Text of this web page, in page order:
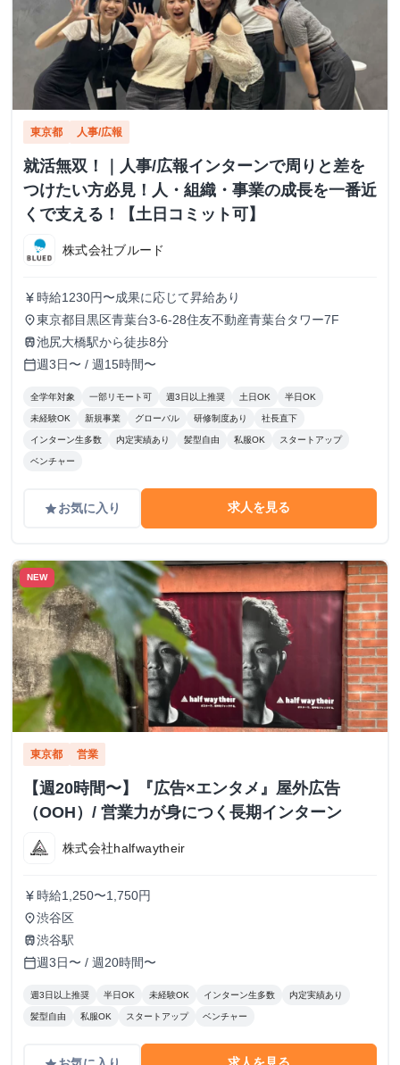
東京都 人事/広報
就活無双！｜人事/広報インターンで周りと差を
つけたい方必見！人・組織・事業の成長を一番近
くで支える！【土日コミット可】
株式会社ブルード
currency_yen 時給1230円〜成果に応じて昇給あり
place東京都目黒区青葉台3-6-28住友不動産青葉台タワー7F
train池尻大橋駅から徒歩8分
calendar_today週3日〜 / 週15時間〜
全学年対象 一部リモート可 週3日以上推奨 土日OK 半日OK
未経験OK 新規事業 グローバル 研修制度あり 社長直下
インターン生多数 内定実績あり 髪型自由 私服OK スタートアップ
ベンチャー
gradeお気に入り 求人を見る
NEW
東京都 営業
【週20時間〜】『広告×エンタメ』屋外広告
（OOH）/ 営業力が身につく長期インターン
株式会社halfwaytheir
currency_yen 時給1,250〜1,750円
place渋谷区
train渋谷駅
calendar_today週3日〜 / 週20時間〜
週3日以上推奨 半日OK 未経験OK インターン生多数 内定実績あり
髪型自由 私服OK スタートアップ ベンチャー